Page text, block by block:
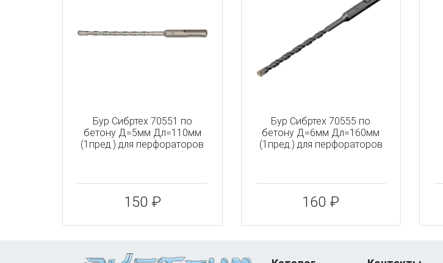
Бур Сибртех 70551 по
бетону Д=5мм Дл=110мм
(1пред.) для перфораторов
150 ₽
Бур Сибртех 70555 по
бетону Д=6мм Дл=160мм
(1пред.) для перфораторов
160 ₽